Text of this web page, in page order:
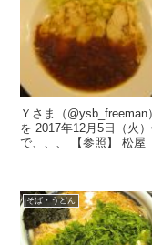
Ｙさま（@ysb_freeman）です。 松屋が 「鶏さ
を 2017年12月5日（火
で、、
そば・うどん